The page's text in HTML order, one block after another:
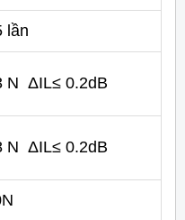
lần
N ΔIL≤ 0.2dB
N ΔIL≤ 0.2dB